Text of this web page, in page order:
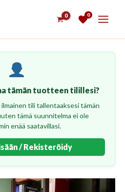
0
tämän tuotteen tilillesi?
tili tallentaaksesi tämän
tämä suunnitelma ei ole
enää saatavillasi.
/ Rekisteröidy